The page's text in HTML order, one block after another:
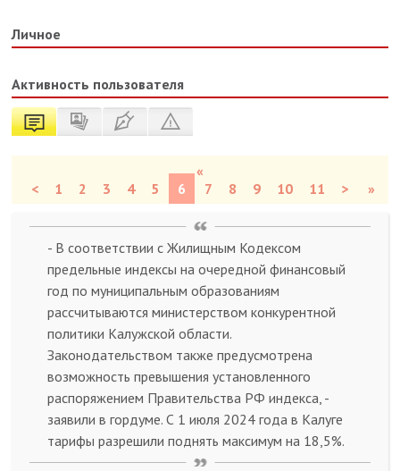
Личное
Активность пользователя
«
<
1 2 3 4 5 6 7 8 9 10 11 > »
- В соответствии с Жилищным Кодексом
предельные индексы на очередной финансовый
год по муниципальным образованиям
рассчитываются министерством конкурентной
политики Калужской области.
Законодательством также предусмотрена
возможность превышения установленного
распоряжением Правительства РФ индекса, -
заявили в гордуме. С 1 июля 2024 года в Калуге
тарифы разрешили поднять максимум на 18,5%.